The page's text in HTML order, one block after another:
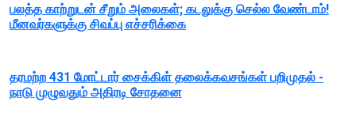
பலத்த காற்றுடன் சீறும் அலைகள்; கடலுக்கு செல்ல வேண்டாம்!
மீனவர்களுக்கு சிவப்பு எச்சரிக்கை
தரமற்ற 431 மோட்டார் சைக்கிள் தலைக்கவசங்கள் பறிமுதல் -
நாடு முழுவதும் அதிரடி சோதனை